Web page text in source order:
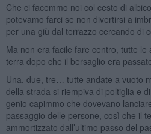
Che ci facemmo noi col cesto di
potevamo farci se non divertirsi a
per una giù dal terrazzo cercando di
Ma non era facile fare centro, tutte le
terra dopo che il bersaglio era
Una, due, tre… tutte andate a vuoto
della strada si riempiva di poltiglia e
genio capimmo che dovevano
passaggio delle persone, così che il
ammortizzato dall’ultimo passo del